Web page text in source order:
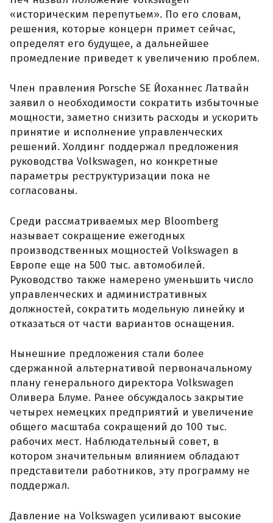
«историческим перепутьем». По его словам,
решения, которые концерн примет сейчас,
определят его будущее, а дальнейшее
промедление приведет к увеличению проблем.
Член правления Porsche SE Йоханнес Латвайн
заявил о необходимости сократить избыточные
мощности, заметно снизить расходы и ускорить
принятие и исполнение управленческих
решений. Холдинг поддержал предложения
руководства Volkswagen, но конкретные
параметры реструктуризации пока не
согласованы.
Среди рассматриваемых мер Bloomberg
называет сокращение ежегодных
производственных мощностей Volkswagen в
Европе еще на 500 тыс. автомобилей.
Руководство также намерено уменьшить число
управленческих и административных
должностей, сократить модельную линейку и
отказаться от части вариантов оснащения.
Нынешние предложения стали более
сдержанной альтернативой первоначальному
плану генерального директора Volkswagen
Оливера Блуме. Ранее обсуждалось закрытие
четырех немецких предприятий и увеличение
общего масштаба сокращений до 100 тыс.
рабочих мест. Наблюдательный совет, в
котором значительным влиянием обладают
представители работников, эту программу не
поддержал.
Давление на Volkswagen усиливают высокие